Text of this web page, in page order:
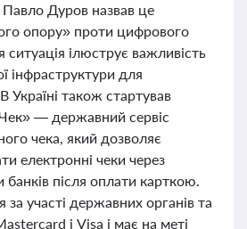
Дуров назвав це
опору» проти цифрового
ілюструє важливість
інфраструктури для
Україні також стартував
— державний сервіс
чека, який дозволяє
електронні чеки через
банків після оплати карткою.
за участі державних органів та
і Visa і має на меті